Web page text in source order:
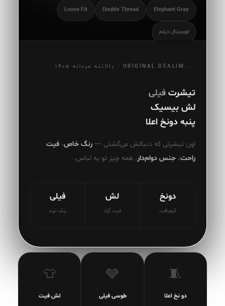
Elephant Gray
Double Thread
Loose Fit
اورجینال دیلم
ORIGINAL DEALIM · بالاتنه مردانه ۱۴۰۵
تیشرت فیلی
لش بیسیک
پنبه دونخ اعلا
اون تیشرتی که دنبالش می‌گشتی — رنگ خاص، فیت
راحت، جنس دوام‌دار. همه چیز تو یه لباس.
دونخ
گرم‌بافت
لش
فیت آزاد
فیلی
رنگ ترند
🧵
دو نخ اعلا
🩶
طوسی فیلی
👕
لش فیت